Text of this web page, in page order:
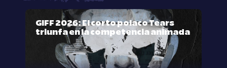
GIFF 2026: El corto polaco Tears
triunfa en la competencia animada